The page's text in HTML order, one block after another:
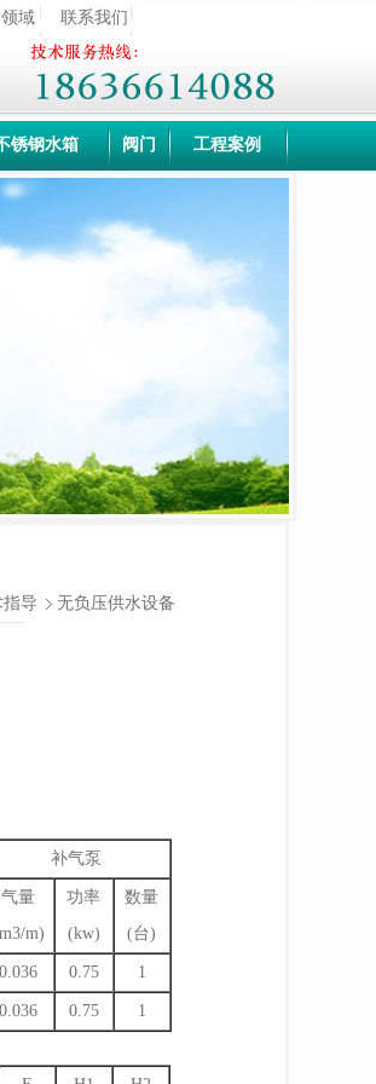
域 联系我们
锈钢水箱 阀门 工程案例
导 无负压供水设备
补气泵
气量
m)
功率
(kw)
数量
(台)
0.036 0.75 1
0.036 0.75 1